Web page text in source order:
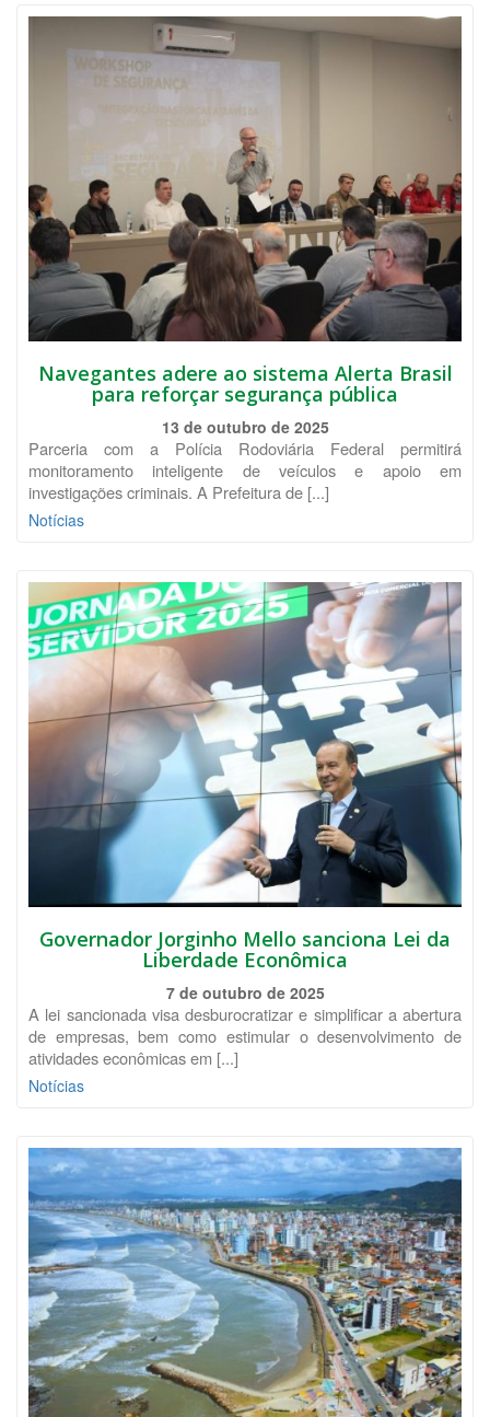
Navegantes adere ao sistema Alerta Brasil
para reforçar segurança pública
13 de outubro de 2025
Parceria com a Polícia Rodoviária Federal permitirá
monitoramento inteligente de veículos e apoio em
investigações criminais. A Prefeitura de [...]
Notícias
Governador Jorginho Mello sanciona Lei da
Liberdade Econômica
7 de outubro de 2025
A lei sancionada visa desburocratizar e simplificar a abertura
de empresas, bem como estimular o desenvolvimento de
atividades econômicas em [...]
Notícias